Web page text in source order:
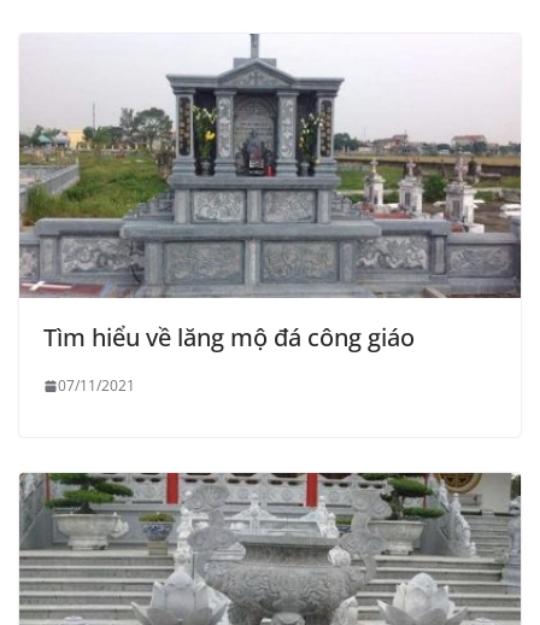
Tìm hiểu về lăng mộ đá công giáo
07/11/2021